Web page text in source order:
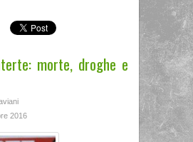
morte, droghe e
2016